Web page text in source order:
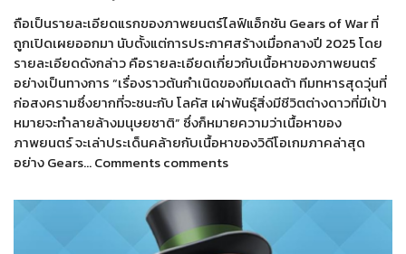
ถือเป็นรายละเอียดแรกของภาพยนตร์ไลฟ์แอ็กชัน Gears of War ที่
ถูกเปิดเผยออกมา นับตั้งแต่การประกาศสร้างเมื่อกลางปี 2025 โดย
รายละเอียดดังกล่าว คือรายละเอียดเกี่ยวกับเนื้อหาของภาพยนตร์
อย่างเป็นทางการ “เรื่องราวต้นกำเนิดของทีมเดลต้า ทีมทหารสุดวุ่นที่
ก่อสงครามซึ่งยากที่จะชนะกับ โลคัส เผ่าพันธุ์สิ่งมีชีวิตต่างดาวที่มีเป้า
หมายจะทำลายล้างมนุษยชาติ” ซึ่งก็หมายความว่าเนื้อหาของ
ภาพยนตร์ จะเล่าประเด็นคล้ายกับเนื้อหาของวิดีโอเกมภาคล่าสุด
อย่าง Gears… Comments comments